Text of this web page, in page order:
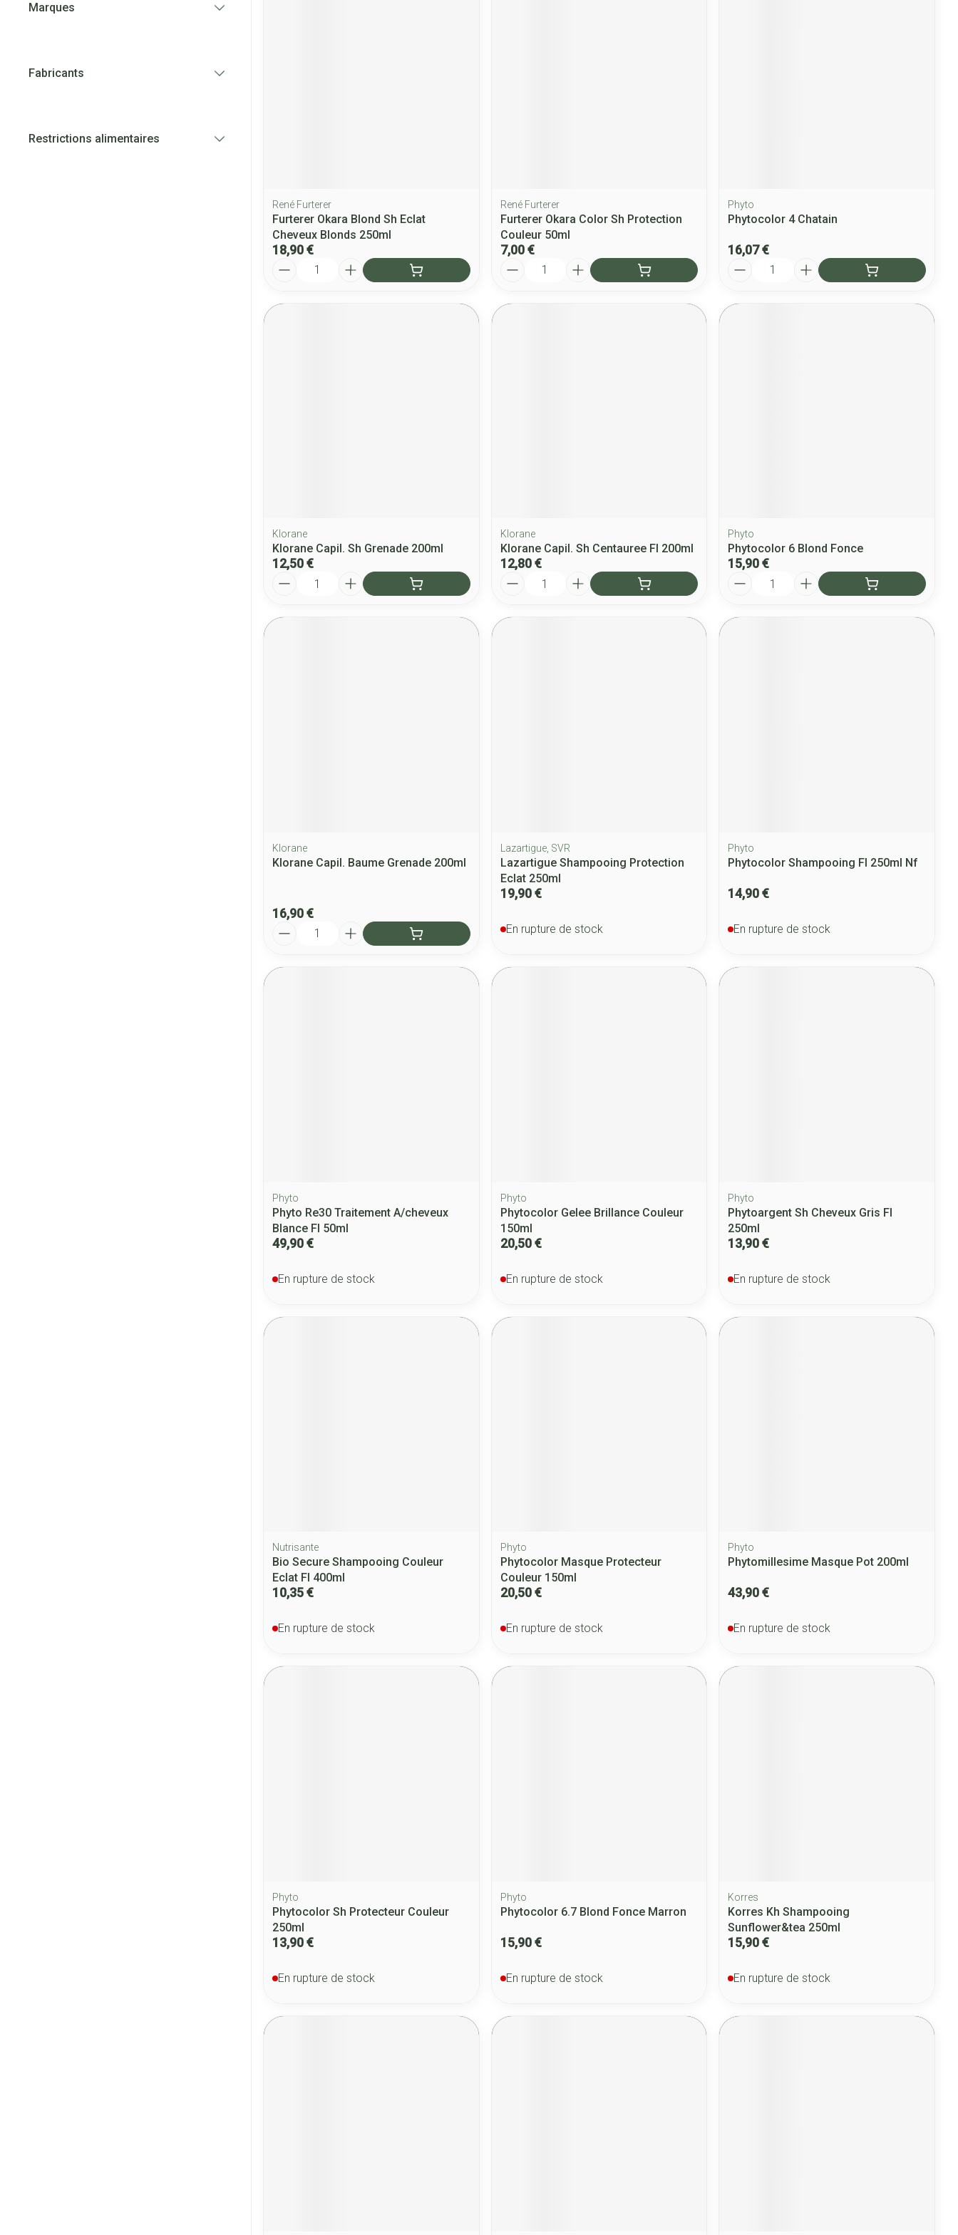
Marques
Fabricants
Restrictions alimentaires
René Furterer
Furterer Okara Blond Sh Eclat
Cheveux Blonds 250ml
18,90 €
René Furterer
Furterer Okara Color Sh Protection
Couleur 50ml
7,00 €
Quantité
Phyto
Phytocolor 4 Chatain
16,07 €
Quantité
Klorane
Klorane Capil. Sh Grenade 200ml
12,50 €
Klorane
Klorane Capil. Sh Centauree Fl 200ml
12,80 €
Quantité
Phyto
Phytocolor 6 Blond Fonce
15,90 €
Quantité
Klorane
Klorane Capil. Baume Grenade 200ml
16,90 €
Lazartigue, SVR
Lazartigue Shampooing Protection
Eclat 250ml
19,90 €
En rupture de stock
Phyto
Phytocolor Shampooing Fl 250ml Nf
14,90 €
En rupture de stock
Phyto
Phyto Re30 Traitement A/cheveux
Blance Fl 50ml
49,90 €
En rupture de stock
Phyto
Phytocolor Gelee Brillance Couleur
150ml
20,50 €
En rupture de stock
Phyto
Phytoargent Sh Cheveux Gris Fl
250ml
13,90 €
En rupture de stock
Nutrisante
Bio Secure Shampooing Couleur
Eclat Fl 400ml
10,35 €
En rupture de stock
Phyto
Phytocolor Masque Protecteur
Couleur 150ml
20,50 €
En rupture de stock
Phyto
Phytomillesime Masque Pot 200ml
43,90 €
En rupture de stock
Phyto
Phytocolor Sh Protecteur Couleur
250ml
13,90 €
En rupture de stock
Phyto
Phytocolor 6.7 Blond Fonce Marron
15,90 €
En rupture de stock
Korres
Korres Kh Shampooing
Sunflower&tea 250ml
15,90 €
En rupture de stock